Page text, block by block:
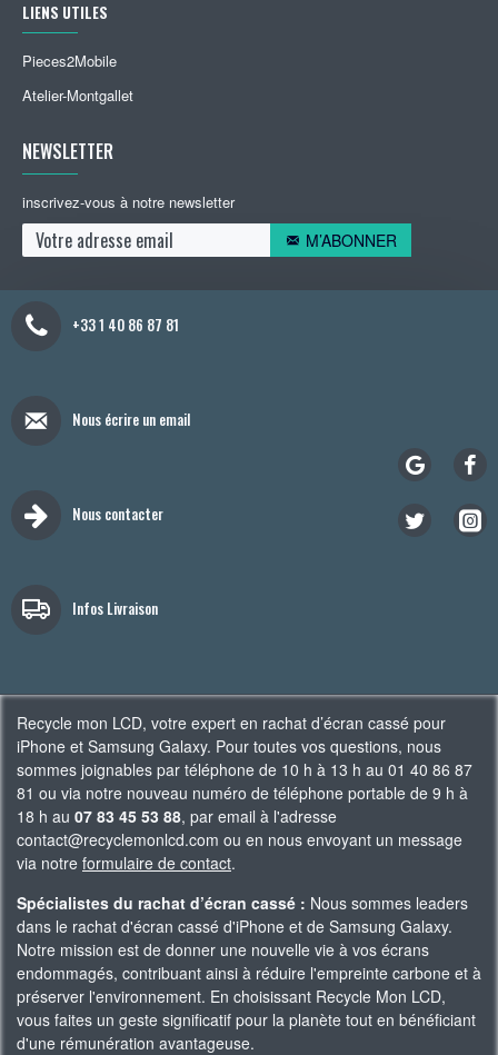
LIENS UTILES
Pieces2Mobile
Atelier-Montgallet
NEWSLETTER
inscrivez-vous à notre newsletter
M’ABONNER
+33 1 40 86 87 81
Nous écrire un email
Nous contacter
Infos Livraison
Recycle mon LCD, votre expert en rachat d’écran cassé pour
iPhone et Samsung Galaxy. Pour toutes vos questions, nous
sommes joignables par téléphone de 10 h à 13 h au 01 40 86 87
81 ou via notre nouveau numéro de téléphone portable de 9 h à
18 h au 07 83 45 53 88, par email à l'adresse
contact@recyclemonlcd.com ou en nous envoyant un message
via notre formulaire de contact.
Spécialistes du rachat d’écran cassé : Nous sommes leaders
dans le rachat d'écran cassé d'iPhone et de Samsung Galaxy.
Notre mission est de donner une nouvelle vie à vos écrans
endommagés, contribuant ainsi à réduire l'empreinte carbone et à
préserver l'environnement. En choisissant Recycle Mon LCD,
vous faites un geste significatif pour la planète tout en bénéficiant
d'une rémunération avantageuse.